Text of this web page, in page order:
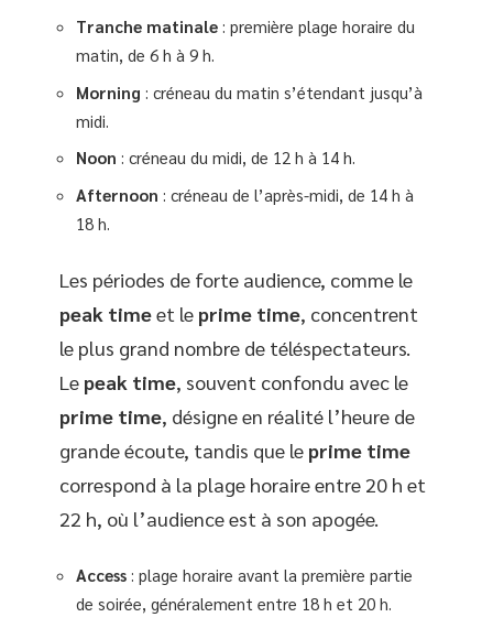
Tranche matinale : première plage horaire du
matin, de 6 h à 9 h.
Morning : créneau du matin s’étendant jusqu’à
midi.
Noon : créneau du midi, de 12 h à 14 h.
Afternoon : créneau de l’après-midi, de 14 h à
18 h.
Les périodes de forte audience, comme le
peak timeet le prime time, concentrent
le plus grand nombre de téléspectateurs.
Le peak time, souvent confondu avec le
prime time, désigne en réalité l’heure de
grande écoute, tandis que le prime time
correspond à la plage horaire entre 20 h et
22 h, où l’audience est à son apogée.
Access : plage horaire avant la première partie
de soirée, généralement entre 18 h et 20 h.